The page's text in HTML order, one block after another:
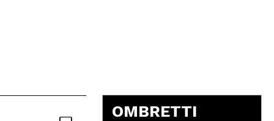
OMBRETTI